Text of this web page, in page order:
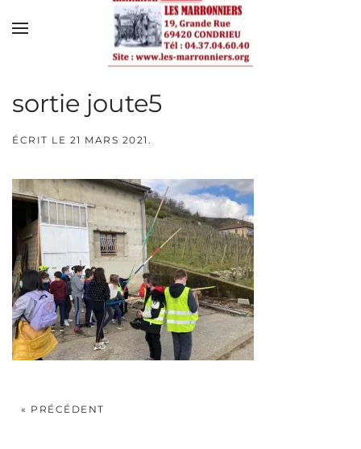
Skip to main content
sortie joute5
ÉCRIT LE 21 MARS 2021 .
« PRÉCÉDENT